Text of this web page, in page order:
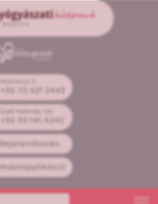
Mammut 2
+36 70 621 2443
Széll Kálmán tér
+36 30 141 4242
Bejelentkezés
Mobilapplikáció